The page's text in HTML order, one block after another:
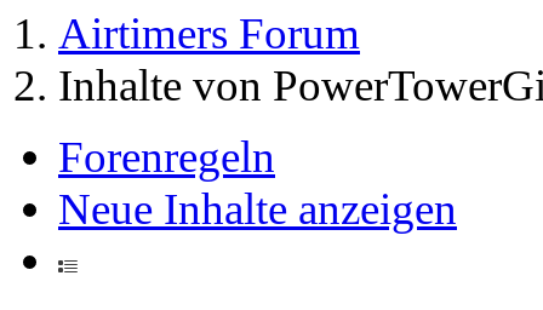
Airtimers Forum
Inhalte von
Forenregeln
Neue Inhalte anzeigen